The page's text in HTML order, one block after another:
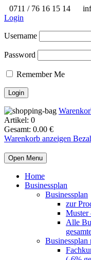
0711 / 76 16 15 14
Login
Username
Password
Remember Me
Artikel: 0
Gesamt: 0.00 €
Warenkorb anzeigen
Open Menu
Home
Businessplan
Businessplan
zur
Muster
Alle
Businessplan